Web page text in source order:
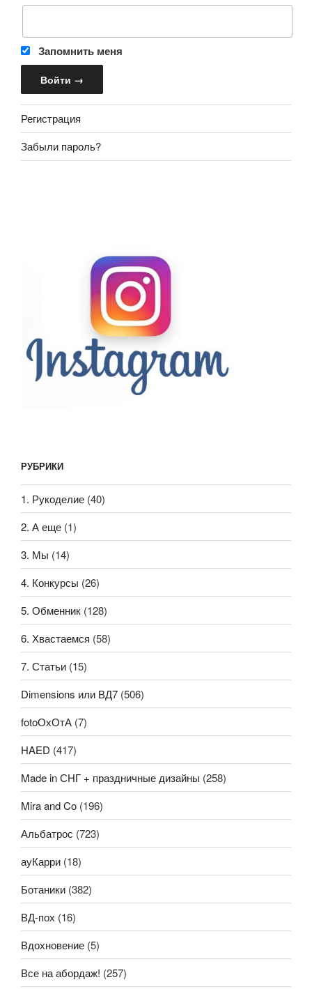
Запомнить меня
Регистрация
Забыли пароль?
РУБРИКИ
1. Рукоделие (40)
2. А еще (1)
3. Мы (14)
4. Конкурсы (26)
5. Обменник (128)
6. Хвастаемся (58)
7. Статьи (15)
Dimensions или ВД7 (506)
fotoОхОтА (7)
HAED (417)
Made in СНГ + праздничные дизайны (258)
Mira and Co (196)
Альбатрос (723)
ауКарри (18)
Ботаники (382)
ВД-пох (16)
Вдохновение (5)
Все на абордаж! (257)